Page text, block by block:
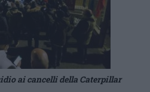
ai cancelli della Caterpillar